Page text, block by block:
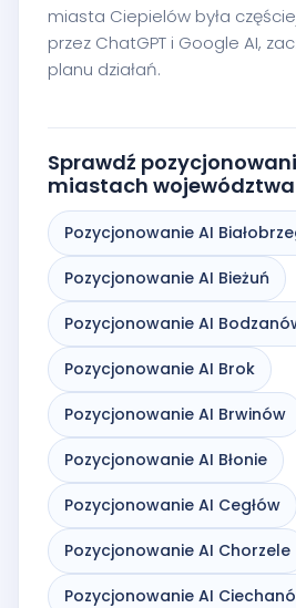
miasta Ciepielów była
przez ChatGPT i Google AI,
planu działań.
Sprawdź
miastach
Pozycjonowanie AI
Pozycjonowanie AI Bieżuń
Pozycjonowanie AI
Pozycjonowanie AI Brok
Pozycjonowanie AI Brwinów
Pozycjonowanie AI Błonie
Pozycjonowanie AI Cegłów
Pozycjonowanie AI Chorzele
Pozycjonowanie AI